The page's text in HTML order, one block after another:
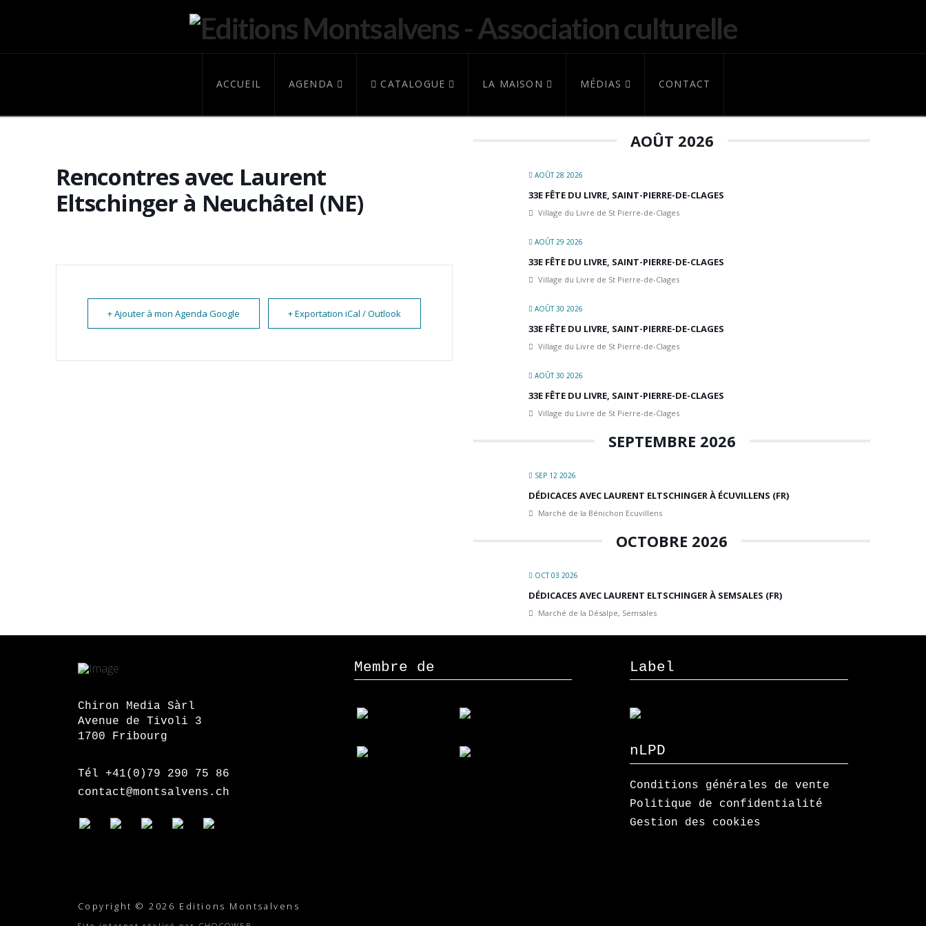
ACCUEIL AGENDA CATALOGUE LA MAISON MÉDIAS CONTACT
Rencontres avec Laurent
Eltschinger à Neuchâtel (NE)
+ Ajouter à mon Agenda Google + Exportation iCal / Outlook
AOÛT 2026
AOÛT 28 2026
33E FÊTE DU LIVRE, SAINT-PIERRE-DE-CLAGES
Village du Livre de St Pierre-de-Clages
AOÛT 29 2026
33E FÊTE DU LIVRE, SAINT-PIERRE-DE-CLAGES
Village du Livre de St Pierre-de-Clages
AOÛT 30 2026
33E FÊTE DU LIVRE, SAINT-PIERRE-DE-CLAGES
Village du Livre de St Pierre-de-Clages
AOÛT 30 2026
33E FÊTE DU LIVRE, SAINT-PIERRE-DE-CLAGES
Village du Livre de St Pierre-de-Clages
SEPTEMBRE 2026
SEP 12 2026
DÉDICACES AVEC LAURENT ELTSCHINGER À ÉCUVILLENS (FR)
Marché de la Bénichon Ecuvillens
OCTOBRE 2026
OCT 03 2026
DÉDICACES AVEC LAURENT ELTSCHINGER À SEMSALES (FR)
Marché de la Désalpe, Semsales
Chiron Media Sàrl
Avenue de Tivoli 3
1700 Fribourg
Tél +41(0)79 290 75 86
contact@montsalvens.ch
Membre de Label
nLPD
Conditions générales de vente
Politique de confidentialité
Gestion des cookies
Copyright © 2026 Editions Montsalvens